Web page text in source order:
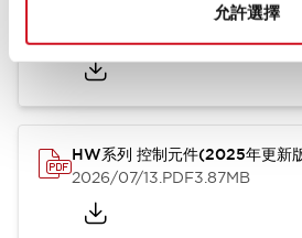
允許選擇
HW系列 Push-in式 控制元件 (
HW系列 控制元件(2025年更新
2026/07/13.PDF3.87MB